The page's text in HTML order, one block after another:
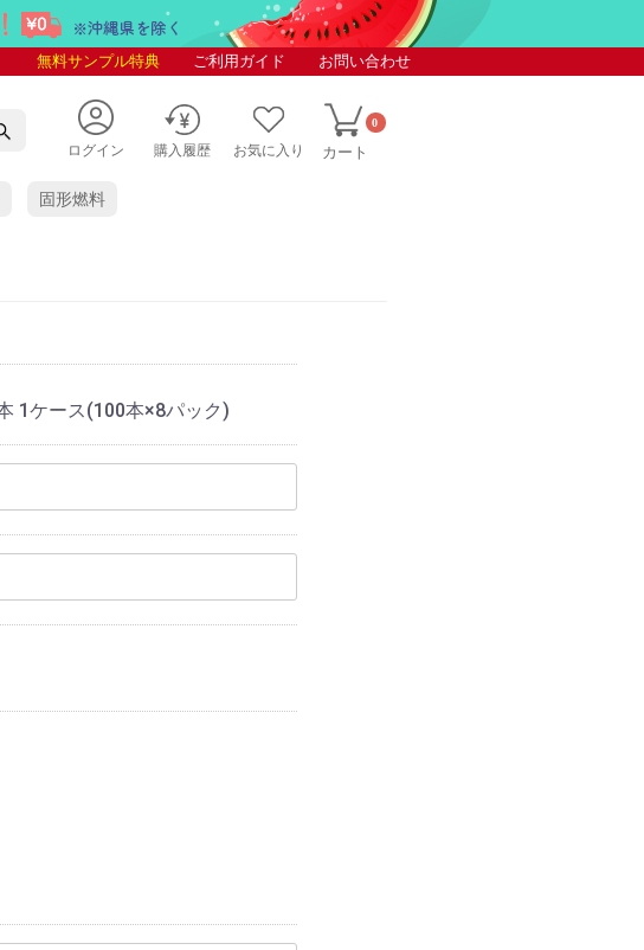
無料サンプル特典 ご利用ガイド お問い合わせ
ログイン 購入履歴 お気に入り カート
0
固形燃料
1ケース(100本×8パック)